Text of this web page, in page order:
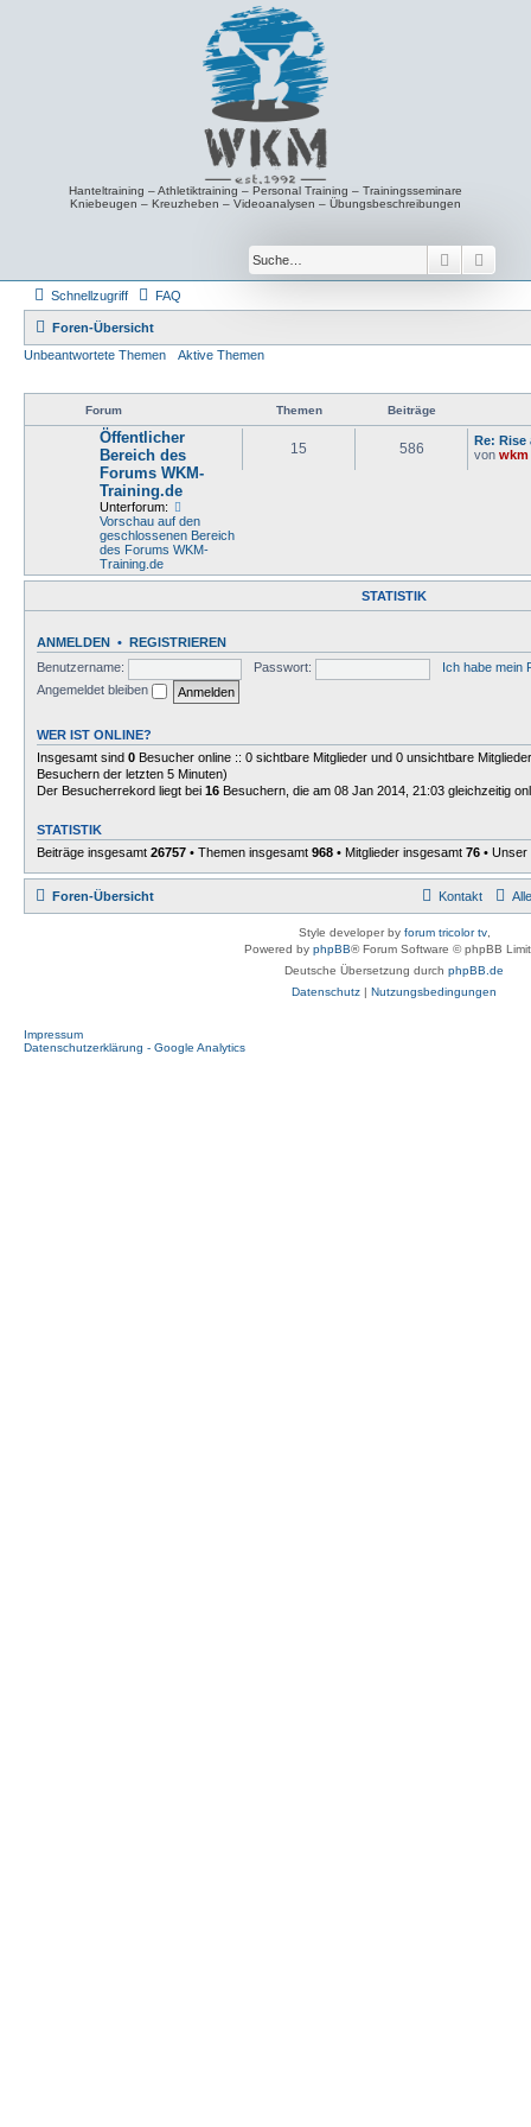
Hanteltraining – Athletiktraining – Personal Training – Trainingsseminare
Kniebeugen – Kreuzheben – Videoanalysen – Übungsbeschreibungen
Suche
Schnellzugriff FAQ
Foren-Übersicht
Unbeantwortete Themen
Aktive Themen
Forum Themen Beiträge
Öffentlicher
Bereich des
Forums WKM-
Training.de
Unterforum:
Vorschau auf den
geschlossenen Bereich
des Forums WKM-
Training.de
15 586
Re:
von wkm
STATISTIK
ANMELDEN • REGISTRIEREN
Benutzername:
Passwort:
Ich habe mein
Angemeldet bleiben
WER IST ONLINE?
Insgesamt sind 0 Besucher online :: 0 sichtbare Mitglieder und 0 unsichtbare
Besuchern der letzten 5 Minuten)
Der Besucherrekord liegt bei 16 Besuchern, die am 08 Jan 2014, 21:03 gleichzeitig
STATISTIK
Beiträge insgesamt 26757 • Themen insgesamt 968 • Mitglieder insgesamt 76 •
Foren-Übersicht Kontakt
Style developer by forum tricolor tv,
Powered by phpBB® Forum Software © phpBB
Deutsche Übersetzung durch phpBB.de
Datenschutz | Nutzungsbedingungen
Impressum
Datenschutzerklärung - Google Analytics